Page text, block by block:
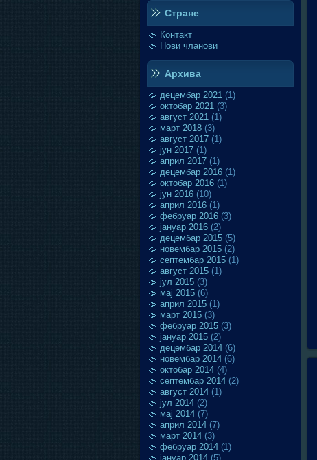
Стране
Контакт
Нови чланови
Архива
децембар 2021 (1)
октобар 2021 (3)
август 2021 (1)
март 2018 (3)
август 2017 (1)
јун 2017 (1)
април 2017 (1)
децембар 2016 (1)
октобар 2016 (1)
јун 2016 (10)
април 2016 (1)
фебруар 2016 (3)
јануар 2016 (2)
децембар 2015 (5)
новембар 2015 (2)
септембар 2015 (1)
август 2015 (1)
јул 2015 (3)
мај 2015 (6)
април 2015 (1)
март 2015 (3)
фебруар 2015 (3)
јануар 2015 (2)
децембар 2014 (6)
новембар 2014 (6)
октобар 2014 (4)
септембар 2014 (2)
август 2014 (1)
јул 2014 (2)
мај 2014 (7)
април 2014 (7)
март 2014 (3)
фебруар 2014 (1)
јануар 2014 (5)